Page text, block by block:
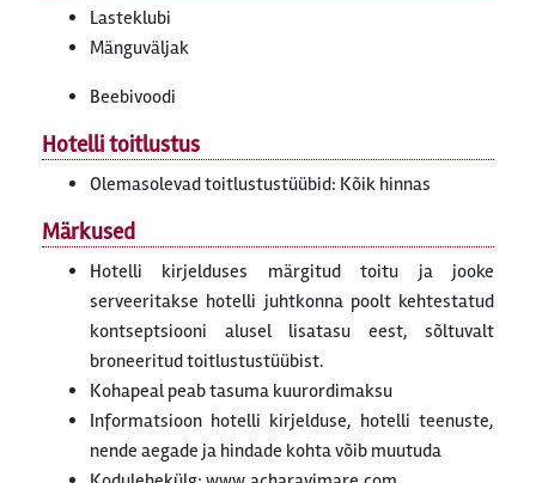
Lasteklubi
Mänguväljak
Beebivoodi
Hotelli toitlustus
Olemasolevad toitlustustüübid: Kõik hinnas
Märkused
Hotelli kirjelduses märgitud toitu ja jooke
serveeritakse hotelli juhtkonna poolt kehtestatud
kontseptsiooni alusel lisatasu eest, sõltuvalt
broneeritud toitlustustüübist.
Kohapeal peab tasuma kuurordimaksu
Informatsioon hotelli kirjelduse, hotelli teenuste,
nende aegade ja hindade kohta võib muutuda